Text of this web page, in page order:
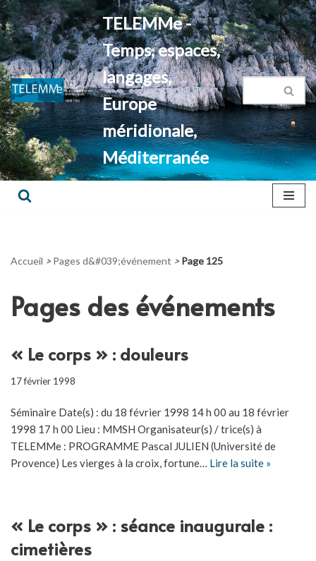
Aller
au
contenu
TELEMMe -
Temps, espaces,
langages,
Europe
méridionale,
Méditerranée
Accueil > Pages d&#039;événement > Page 125
Pages des événements
« Le corps » : douleurs
17 février 1998
Séminaire Date(s) : du 18 février 1998 14 h 00 au 18 février
1998 17 h 00 Lieu : MMSH Organisateur(s) / trice(s) à
TELEMMe : PROGRAMME Pascal JULIEN (Université de
Provence) Les vierges à la croix, fortune… Lire la suite »
« Le corps » : séance inaugurale :
cimetières